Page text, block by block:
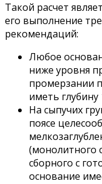
Такой расчет
его выполнение
рекомендаций:
Любое
ниже уровня
промерзании
иметь глубину
На сыпучих
поясе
(монолитного
сборного с
основание